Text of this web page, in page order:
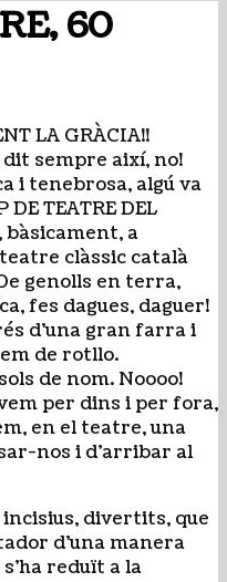
60
LA GRÀCIA!!
dit sempre així, no!
i tenebrosa, algú va
TEATRE DEL
bàsicament, a
clàssic català
genolls en terra,
fes dagues, daguer!
d’una gran farra i
de rotllo.
de nom. Noooo!
per dins i per fora,
en el teatre, una
nos i d’arribar al
divertits, que
d’una manera
reduït a la